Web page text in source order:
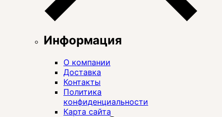
Информация
О компании
Доставка
Контакты
Политика
конфиденциальности
Карта сайта